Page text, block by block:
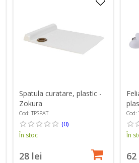
Spatula curatare, plastic -
Zokura
Cod: TPSPAT
(0)
În stoc
28 lei
Cod:
În